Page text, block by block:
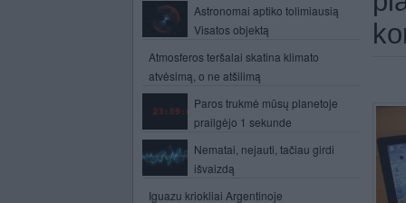
Astronomai aptiko tolimiausią
Visatos objektą
Atmosferos teršalai skatina klimato
atvėsimą, o ne atšilimą
Paros trukmė mūsų planetoje
prailgėjo 1 sekunde
Nematai, nejauti, tačiau girdi
išvaizdą
Iguazu kriokliai Argentinoje